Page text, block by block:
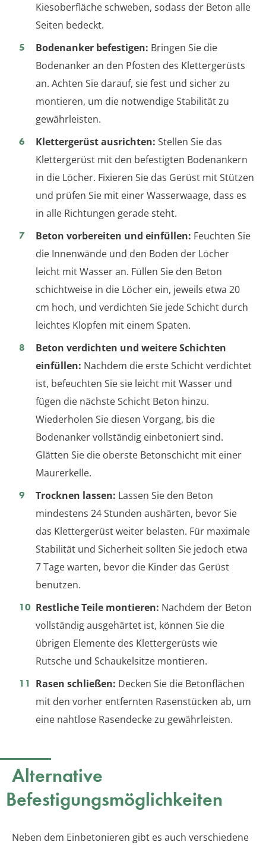
Kiesoberfläche schweben, sodass der Beton alle
Seiten bedeckt.
Bodenanker befestigen: Bringen Sie die
Bodenanker an den Pfosten des Klettergerüsts
an. Achten Sie darauf, sie fest und sicher zu
montieren, um die notwendige Stabilität zu
gewährleisten.
Klettergerüst ausrichten: Stellen Sie das
Klettergerüst mit den befestigten Bodenankern
in die Löcher. Fixieren Sie das Gerüst mit Stützen
und prüfen Sie mit einer Wasserwaage, dass es
in alle Richtungen gerade steht.
Beton vorbereiten und einfüllen: Feuchten Sie
die Innenwände und den Boden der Löcher
leicht mit Wasser an. Füllen Sie den Beton
schichtweise in die Löcher ein, jeweils etwa 20
cm hoch, und verdichten Sie jede Schicht durch
leichtes Klopfen mit einem Spaten.
Beton verdichten und weitere Schichten
einfüllen: Nachdem die erste Schicht verdichtet
ist, befeuchten Sie sie leicht mit Wasser und
fügen die nächste Schicht Beton hinzu.
Wiederholen Sie diesen Vorgang, bis die
Bodenanker vollständig einbetoniert sind.
Glätten Sie die oberste Betonschicht mit einer
Maurerkelle.
Trocknen lassen: Lassen Sie den Beton
mindestens 24 Stunden aushärten, bevor Sie
das Klettergerüst weiter belasten. Für maximale
Stabilität und Sicherheit sollten Sie jedoch etwa
7 Tage warten, bevor die Kinder das Gerüst
benutzen.
Restliche Teile montieren: Nachdem der Beton
vollständig ausgehärtet ist, können Sie die
übrigen Elemente des Klettergerüsts wie
Rutsche und Schaukelsitze montieren.
Rasen schließen: Decken Sie die Betonflächen
mit den vorher entfernten Rasenstücken ab, um
eine nahtlose Rasendecke zu gewährleisten.
Alternative
Befestigungsmöglichkeiten
Neben dem Einbetonieren gibt es auch verschiedene